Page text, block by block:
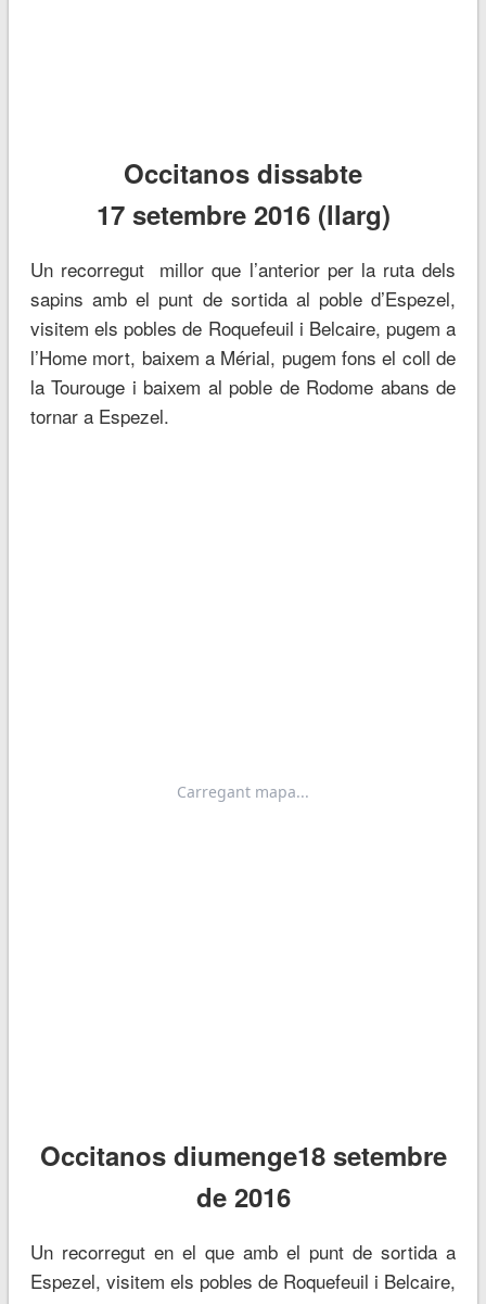
Occitanos dissabte
17 setembre 2016 (llarg)
Un recorregut millor que l’anterior per la ruta dels
sapins amb el punt de sortida al poble d’Espezel,
visitem els pobles de Roquefeuil i Belcaire, pugem a
l’Home mort, baixem a Mérial, pugem fons el coll de
la Tourouge i baixem al poble de Rodome abans de
tornar a Espezel.
Occitanos diumenge18 setembre
de 2016
Un recorregut en el que amb el punt de sortida a
Espezel, visitem els pobles de Roquefeuil i Belcaire,